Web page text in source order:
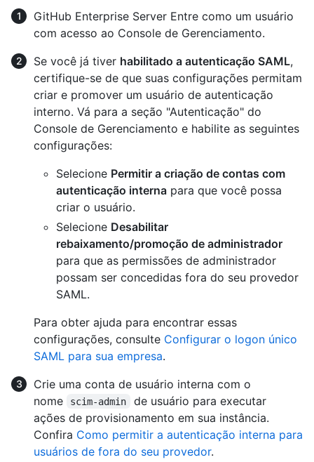
GitHub Enterprise Server Entre como um usuário
com acesso ao Console de Gerenciamento.
Se você já tiver habilitado a autenticação SAML,
certifique-se de que suas configurações permitam
criar e promover um usuário de autenticação
interno. Vá para a seção "Autenticação" do
Console de Gerenciamento e habilite as seguintes
configurações:
Selecione Permitir a criação de contas com
autenticação interna para que você possa
criar o usuário.
Selecione Desabilitar
rebaixamento/promoção de administrador
para que as permissões de administrador
possam ser concedidas fora do seu provedor
SAML.
Para obter ajuda para encontrar essas
configurações, consulte Configurar o logon único
SAML para sua empresa.
Crie uma conta de usuário interna com o
nome
scim-admin
de usuário para executar
ações de provisionamento em sua instância.
Confira Como permitir a autenticação interna para
usuários de fora do seu provedor.